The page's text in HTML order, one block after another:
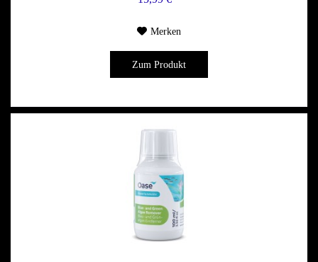
Merken
Zum Produkt